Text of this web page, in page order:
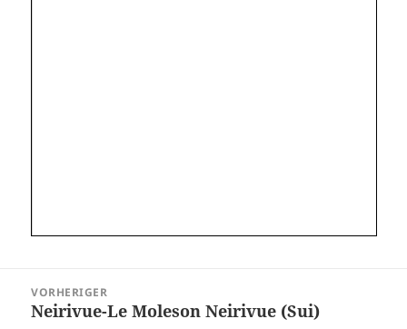
VORHERIGER
Vorheriger
Neirivue-Le Moleson Neirivue (Sui)